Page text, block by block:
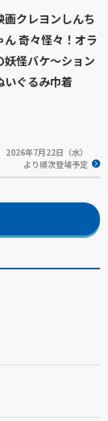
画クレヨンしんち
ん 奇々怪々！オラ
妖怪バケ～ション
いぐるみ巾着
2026年7月22日（水）
より順次登場予定